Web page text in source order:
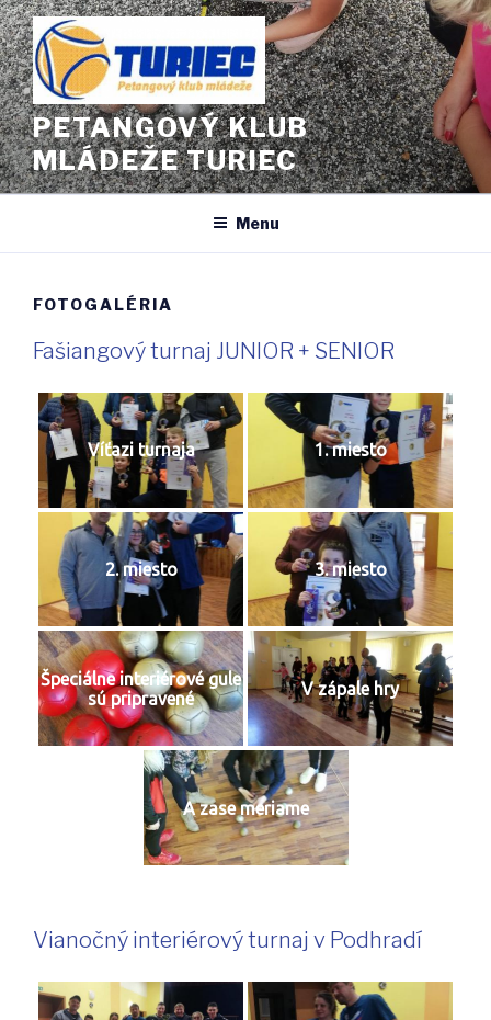
Prejsť
na
obsah
PETANGOVÝ KLUB
MLÁDEŽE TURIEC
Menu
FOTOGALÉRIA
Fašiangový turnaj JUNIOR + SENIOR
Víťazi turnaja 1. miesto
2. miesto 3. miesto
Špeciálne interiérové gule
sú pripravené
V zápale hry
A zase meriame
Vianočný interiérový turnaj v Podhradí